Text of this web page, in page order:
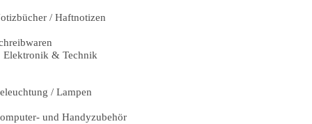
/ Haftnotizen
Elektronik & Technik
/ Lampen
und Handyzubehör